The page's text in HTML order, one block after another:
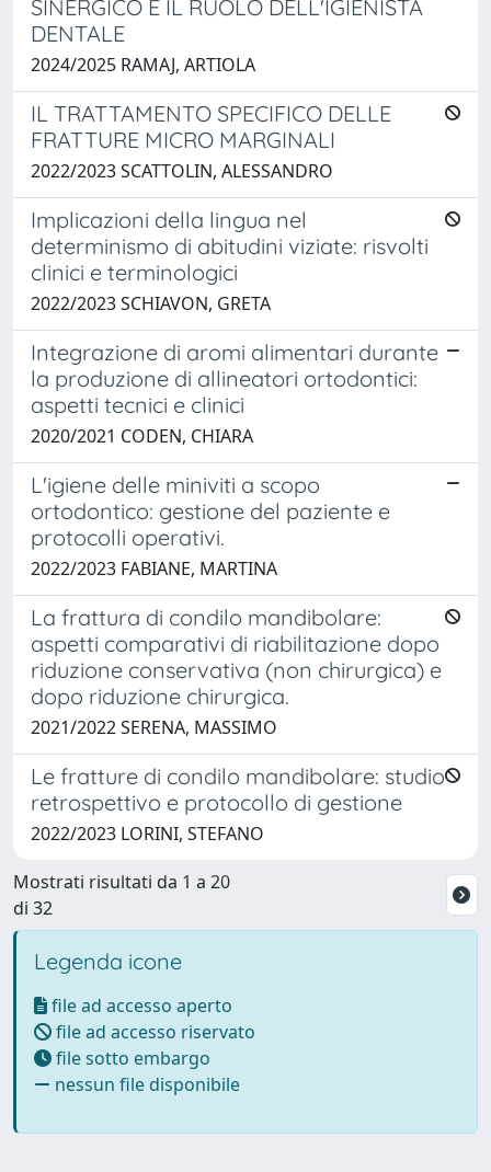
SINERGICO E IL RUOLO DELL'IGIENISTA
DENTALE
2024/2025 RAMAJ, ARTIOLA
IL TRATTAMENTO SPECIFICO DELLE
FRATTURE MICRO MARGINALI
2022/2023 SCATTOLIN, ALESSANDRO
Implicazioni della lingua nel
determinismo di abitudini viziate: risvolti
clinici e terminologici
2022/2023 SCHIAVON, GRETA
Integrazione di aromi alimentari durante
la produzione di allineatori ortodontici:
aspetti tecnici e clinici
2020/2021 CODEN, CHIARA
L'igiene delle miniviti a scopo
ortodontico: gestione del paziente e
protocolli operativi.
2022/2023 FABIANE, MARTINA
La frattura di condilo mandibolare:
aspetti comparativi di riabilitazione dopo
riduzione conservativa (non chirurgica) e
dopo riduzione chirurgica.
2021/2022 SERENA, MASSIMO
Le fratture di condilo mandibolare: studio
retrospettivo e protocollo di gestione
2022/2023 LORINI, STEFANO
Mostrati risultati da 1 a 20
di 32
Legenda icone
file ad accesso aperto
file ad accesso riservato
file sotto embargo
nessun file disponibile